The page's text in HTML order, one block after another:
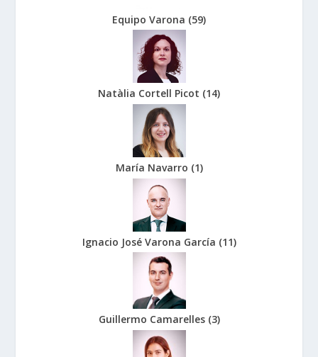
Equipo Varona (59)
Natàlia Cortell Picot (14)
María Navarro (1)
Ignacio José Varona García (11)
Guillermo Camarelles (3)